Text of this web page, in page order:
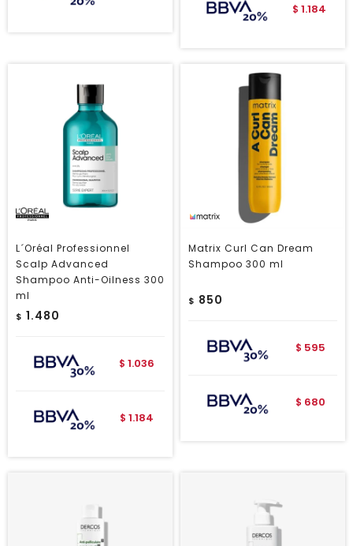
$ 1.184
L´Oréal Professionnel
Scalp Advanced
Shampoo Anti-Oilness 300
ml
$ 1.480
$ 1.036
$ 1.184
Matrix Curl Can Dream
Shampoo 300 ml
$ 850
$ 595
$ 680